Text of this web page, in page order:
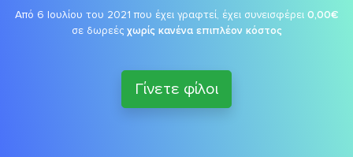
Από 6 Ιουλίου του 2021 που έχει γραφτεί, έχει συνεισφέρει 0,00€
σε δωρεές χωρίς κανένα επιπλέον κόστος
Γίνετε φίλοι